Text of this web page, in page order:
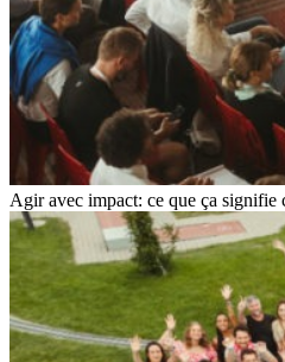
Agir avec impact: ce que ça signifie